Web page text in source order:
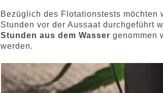
Bezüglich des Flotationstests
Stunden vor der Aussaat durchgeführt
Stunden aus dem Wasser genommen
werden.